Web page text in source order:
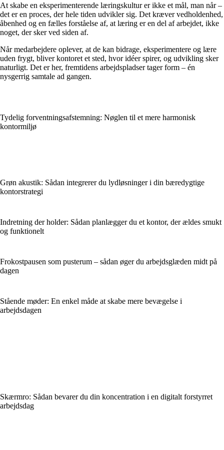
At skabe en eksperimenterende læringskultur er ikke et mål, man når –
det er en proces, der hele tiden udvikler sig. Det kræver vedholdenhed,
åbenhed og en fælles forståelse af, at læring er en del af arbejdet, ikke
noget, der sker ved siden af.
Når medarbejdere oplever, at de kan bidrage, eksperimentere og lære
uden frygt, bliver kontoret et sted, hvor idéer spirer, og udvikling sker
naturligt. Det er her, fremtidens arbejdspladser tager form – én
nysgerrig samtale ad gangen.
Tydelig forventningsafstemning: Nøglen til et mere harmonisk
kontormiljø
Grøn akustik: Sådan integrerer du lydløsninger i din bæredygtige
kontorstrategi
Indretning der holder: Sådan planlægger du et kontor, der ældes smukt
og funktionelt
Frokostpausen som pusterum – sådan øger du arbejdsglæden midt på
dagen
Stående møder: En enkel måde at skabe mere bevægelse i
arbejdsdagen
Skærmro: Sådan bevarer du din koncentration i en digitalt forstyrret
arbejdsdag